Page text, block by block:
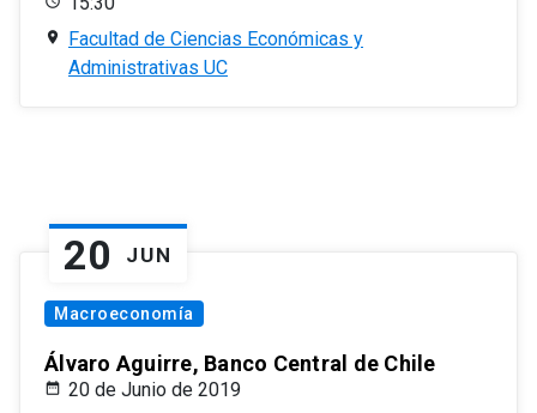
Facultad de Ciencias Económicas y
Administrativas UC
20 JUN
Macroeconomía
Álvaro Aguirre, Banco Central de Chile
20 de Junio de 2019